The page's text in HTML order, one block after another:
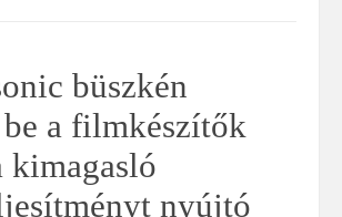
büszkén
a filmkészítők
kimagasló
nyújtó